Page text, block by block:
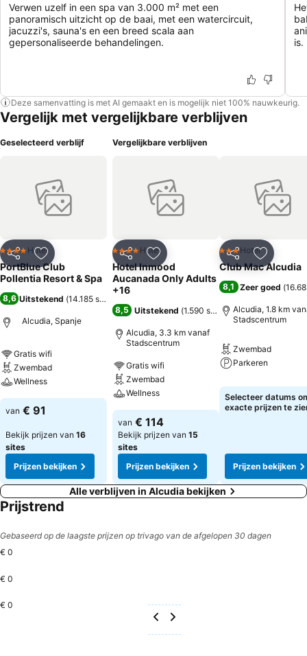
Verwen uzelf in een spa van 3.000 m² met een
panoramisch uitzicht op de baai, met een watercircuit,
jacuzzi's, sauna's en een breed scala aan
gepersonaliseerde behandelingen.
is.
Deze samenvatting is met AI gemaakt en is mogelijk niet 100% nauwkeurig.
Vergelijk met vergelijkbare verblijven
Geselecteerd verblijf
Delen Toevoegen aan favorieten
4 SterrenHotel
PortBlue Club
Pollentia Resort & Spa
8,6 Uitstekend (14.185 scores
Alcudia, Spanje
Gratis wifi
Zwembad
Wellness
van € 91
Bekijk prijzen van 16
sites
Prijzen bekijken
Vergelijkbare verblijven
Delen Toevoegen aan favorieten
4 SterrenHotel
Hotel Inmood
Aucanada Only Adults
+16
8,5 Uitstekend (1.590 scores )
Alcudia, 3.3 km vanaf
Stadscentrum
Gratis wifi
Zwembad
Wellness
van € 114
Bekijk prijzen van 15
sites
Prijzen bekijken
Delen
3 Sterren
Hotel
Club Mac Alcudia
8,1 Zeer goed (
Alcudia, 1.8 km
Stadscentrum
Zwembad
Parkeren
Selecteer datums
exacte prijzen te
Prijzen bekijken
Alle verblijven in Alcudia bekijken
Prijstrend
Gebaseerd op de laagste prijzen op trivago van de afgelopen 30 dagen
€ 0
€ 0
€ 0